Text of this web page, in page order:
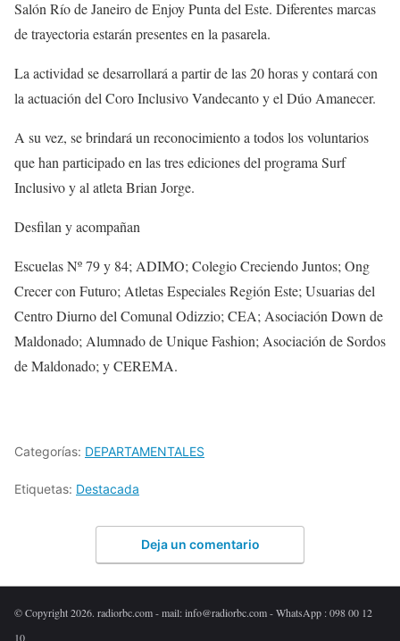
Salón Río de Janeiro de Enjoy Punta del Este. Diferentes marcas
de trayectoria estarán presentes en la pasarela.
La actividad se desarrollará a partir de las 20 horas y contará con
la actuación del Coro Inclusivo Vandecanto y el Dúo Amanecer.
A su vez, se brindará un reconocimiento a todos los voluntarios
que han participado en las tres ediciones del programa Surf
Inclusivo y al atleta Brian Jorge.
Desfilan y acompañan
Escuelas Nº 79 y 84; ADIMO; Colegio Creciendo Juntos; Ong
Crecer con Futuro; Atletas Especiales Región Este; Usuarias del
Centro Diurno del Comunal Odizzio; CEA; Asociación Down de
Maldonado; Alumnado de Unique Fashion; Asociación de Sordos
de Maldonado; y CEREMA.
Categorías: DEPARTAMENTALES
Etiquetas: Destacada
Deja un comentario
© Copyright 2026. radiorbc.com - mail: info@radiorbc.com - WhatsApp : 098 00 12
10